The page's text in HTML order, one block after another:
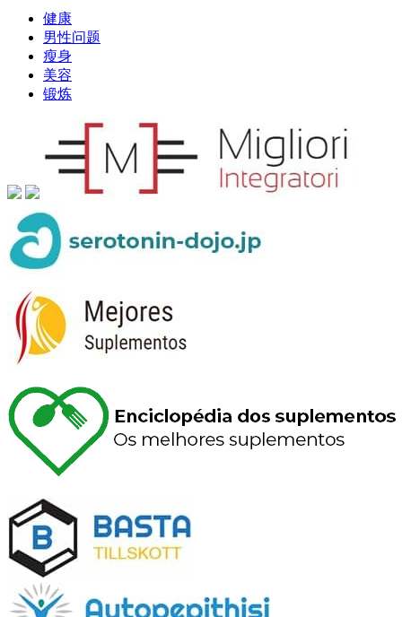
健康
男性问题
瘦身
美容
锻炼